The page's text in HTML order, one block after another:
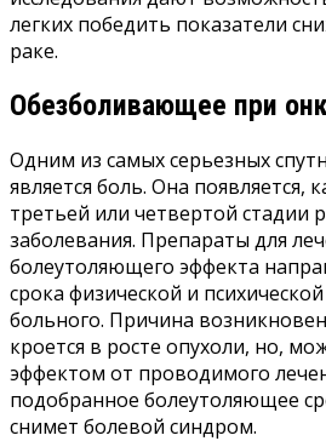
легких победить показатели
раке.
Обезболивающее при
Одним из самых серьезных
является боль. Она появляется,
третьей или четвертой стадии
заболевания. Препараты для
болеутоляющего эффекта
срока физической и
больного. Причина
кроется в росте опухоли, но,
эффектом от проводимого
подобранное болеутоляющее
снимет болевой синдром.